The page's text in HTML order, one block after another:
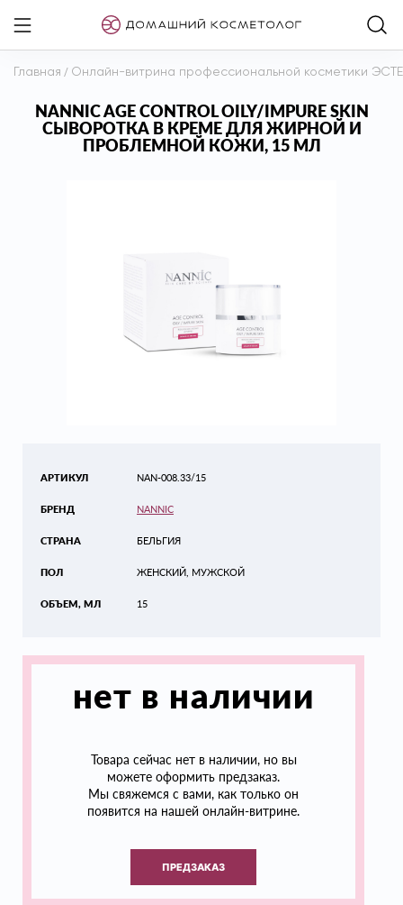
Главная / Онлайн-витрина профессиональной косметики
NANNIC AGE CONTROL OILY/IMPURE SKIN
СЫВОРОТКА В КРЕМЕ ДЛЯ ЖИРНОЙ И
ПРОБЛЕМНОЙ КОЖИ, 15 МЛ
АРТИКУЛ
БРЕНД
СТРАНА
ПОЛ
ОБЪЕМ, МЛ
NAN-008.33/15
NANNIC
БЕЛЬГИЯ
ЖЕНСКИЙ, МУЖСКОЙ
15
нет в наличии
Товара сейчас нет в наличии, но вы
можете оформить предзаказ.
Мы свяжемся с вами, как только он
появится на нашей онлайн-витрине.
ПРЕДЗАКАЗ